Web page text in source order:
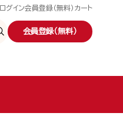
ログイン会員登録（無料） カート
会員登録（無料）